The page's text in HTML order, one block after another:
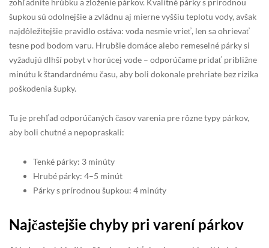
šupkou sú odolnejšie a zvládnu aj mierne vyššiu teplotu vody, avšak
najdôležitejšie pravidlo ostáva: voda nesmie vrieť, len sa ohrievať
tesne pod bodom varu. Hrubšie domáce alebo remeselné párky si
vyžadujú dlhší pobyt v horúcej vode – odporúčame pridať približne
minútu k štandardnému času, aby boli dokonale prehriate bez rizika
poškodenia šupky.
Tu je prehľad odporúčaných časov varenia pre rôzne typy párkov,
aby boli chutné a nepopraskali:
Tenké párky: 3 minúty
Hrubé párky: 4–5 minút
Párky s prírodnou šupkou: 4 minúty
Najčastejšie chyby pri varení párkov